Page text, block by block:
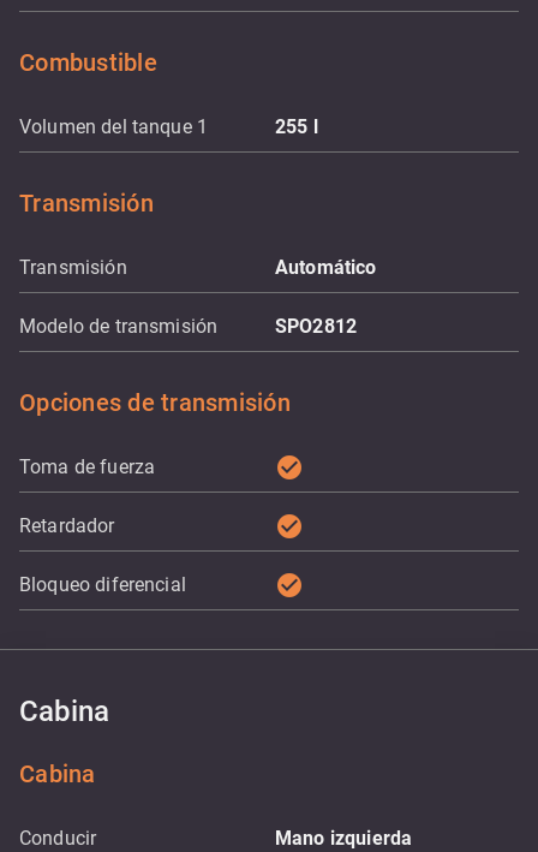
Combustible
Volumen del tanque 1 255 l
Transmisión
Transmisión Automático
Modelo de transmisión SPO2812
Opciones de transmisión
Toma de fuerza check_circle
Retardador check_circle
Bloqueo diferencial check_circle
Cabina
Cabina
Conducir Mano izquierda